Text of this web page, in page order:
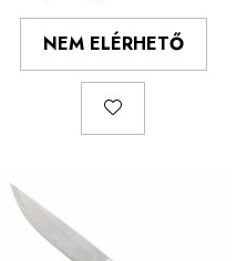
NEM ELÉRHETŐ